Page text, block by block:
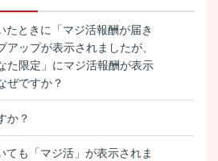
たときに「マジ活報酬が届き
アップが表示されましたが、
た限定」にマジ活報酬が表示
ぜですか？
か？
ても「マジ活」が表示されま